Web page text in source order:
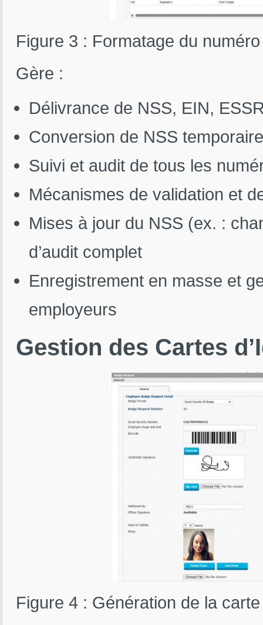
Figure 3 : Formatage du
Gère :
Délivrance de NSS, EIN,
Conversion de NSS
Suivi et audit de tous les
Mécanismes de validation et
Mises à jour du NSS (ex. :
d’audit complet
Enregistrement en masse et
employeurs
Gestion des Cartes
Figure 4 : Génération de la